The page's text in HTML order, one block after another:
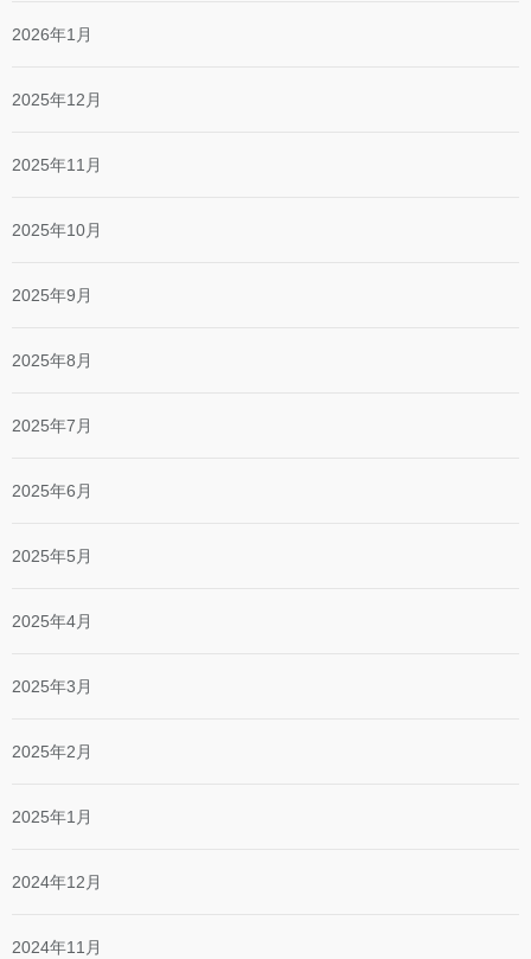
2026年1月
2025年12月
2025年11月
2025年10月
2025年9月
2025年8月
2025年7月
2025年6月
2025年5月
2025年4月
2025年3月
2025年2月
2025年1月
2024年12月
2024年11月